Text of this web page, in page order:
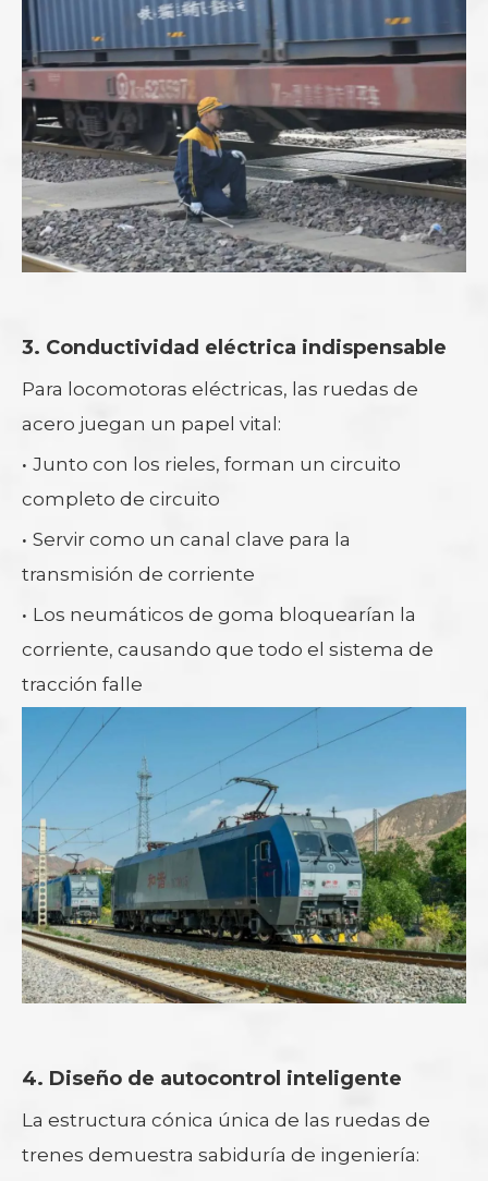
3. Conductividad eléctrica indispensable
Para locomotoras eléctricas, las ruedas de
acero juegan un papel vital:
· Junto con los rieles, forman un circuito
completo de circuito
· Servir como un canal clave para la
transmisión de corriente
· Los neumáticos de goma bloquearían la
corriente, causando que todo el sistema de
tracción falle
4. Diseño de autocontrol inteligente
La estructura cónica única de las ruedas de
trenes demuestra sabiduría de ingeniería: